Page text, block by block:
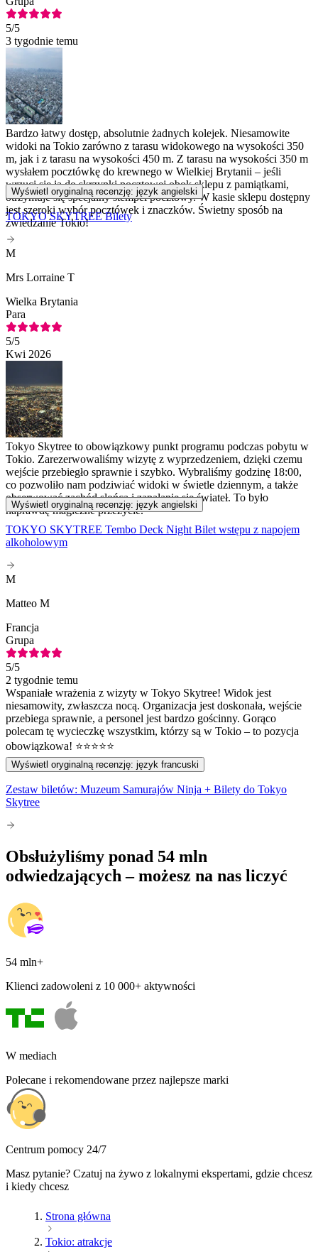
5/5
3 tygodnie temu
Bardzo łatwy dostęp, absolutnie żadnych kolejek. Niesamowite
widoki na Tokio zarówno z tarasu widokowego na wysokości 350
m, jak i z tarasu na wysokości 450 m. Z tarasu na wysokości 350 m
wysłałem pocztówkę do krewnego w Wielkiej Brytanii – jeśli
wrzuci się ją do skrzynki pocztowej obok sklepu z pamiątkami,
otrzymuje się specjalny stempel pocztowy. W kasie sklepu dostępny
jest szeroki wybór pocztówek i znaczków. Świetny sposób na
zwiedzanie Tokio!
Wyświetl oryginalną recenzję: język angielski
TOKYO SKYTREE Bilety
M
Mrs Lorraine T
Wielka Brytania
Para
5/5
Kwi 2026
Tokyo Skytree to obowiązkowy punkt programu podczas pobytu w
Tokio. Zarezerwowaliśmy wizytę z wyprzedzeniem, dzięki czemu
wejście przebiegło sprawnie i szybko. Wybraliśmy godzinę 18:00,
co pozwoliło nam podziwiać widoki w świetle dziennym, a także
obserwować zachód słońca i zapalanie się świateł. To było
naprawdę magiczne przeżycie.
Wyświetl oryginalną recenzję: język angielski
TOKYO SKYTREE Tembo Deck Night Bilet wstępu z napojem
alkoholowym
M
Matteo M
Francja
Grupa
5/5
2 tygodnie temu
Wspaniałe wrażenia z wizyty w Tokyo Skytree! Widok jest
niesamowity, zwłaszcza nocą. Organizacja jest doskonała, wejście
przebiega sprawnie, a personel jest bardzo gościnny. Gorąco
polecam tę wycieczkę wszystkim, którzy są w Tokio – to pozycja
obowiązkowa! ⭐⭐⭐⭐⭐
Wyświetl oryginalną recenzję: język francuski
Zestaw biletów: Muzeum Samurajów Ninja + Bilety do Tokyo
Skytree
Obsłużyliśmy ponad 54 mln
odwiedzających – możesz na nas liczyć
54 mln+
Klienci zadowoleni z 10 000+ aktywności
W mediach
Polecane i rekomendowane przez najlepsze marki
Centrum pomocy 24/7
Masz pytanie? Czatuj na żywo z lokalnymi ekspertami, gdzie chcesz
i kiedy chcesz
Strona główna
Tokio: atrakcje